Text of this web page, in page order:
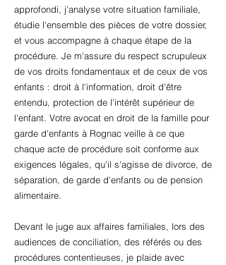
approfondi, j'analyse votre situation familiale,
étudie l'ensemble des pièces de votre dossier,
et vous accompagne à chaque étape de la
procédure. Je m'assure du respect scrupuleux
de vos droits fondamentaux et de ceux de vos
enfants : droit à l'information, droit d'être
entendu, protection de l'intérêt supérieur de
l'enfant. Votre avocat en droit de la famille pour
garde d'enfants à Rognac veille à ce que
chaque acte de procédure soit conforme aux
exigences légales, qu'il s'agisse de divorce, de
séparation, de garde d'enfants ou de pension
alimentaire.
Devant le juge aux affaires familiales, lors des
audiences de conciliation, des référés ou des
procédures contentieuses, je plaide avec